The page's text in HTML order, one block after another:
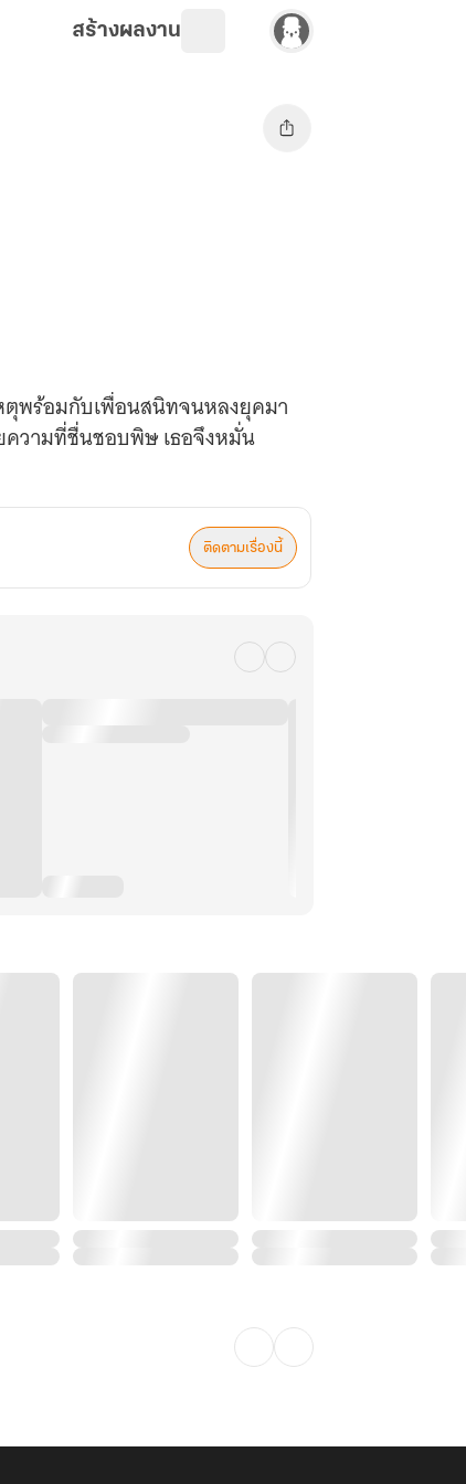
สร้างผลงาน
ตุพร้อมกับเพื่อนสนิทจนหลงยุคมา
วามที่ชื่นชอบพิษ เธอจึงหมั่น
ติดตามเรื่องนี้